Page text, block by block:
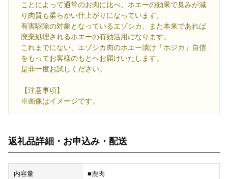
ことによって通常のお肉に比べ、ホエーの効果で臭みが減
り肉質も柔らかい仕上がりになっています。
有害駆除の対象となっているエゾシカ、また本来であれば
廃棄処理されるホエーの有効活用になります。
これまでにない、エゾシカ肉のホエー漬け「ホジカ」自信
をもってお客様のもとへお届けいたします。
是非一度お試しください。
【注意事項】
※画像はイメージです。
返礼品詳細・お申込み・配送
内容量
■鹿肉